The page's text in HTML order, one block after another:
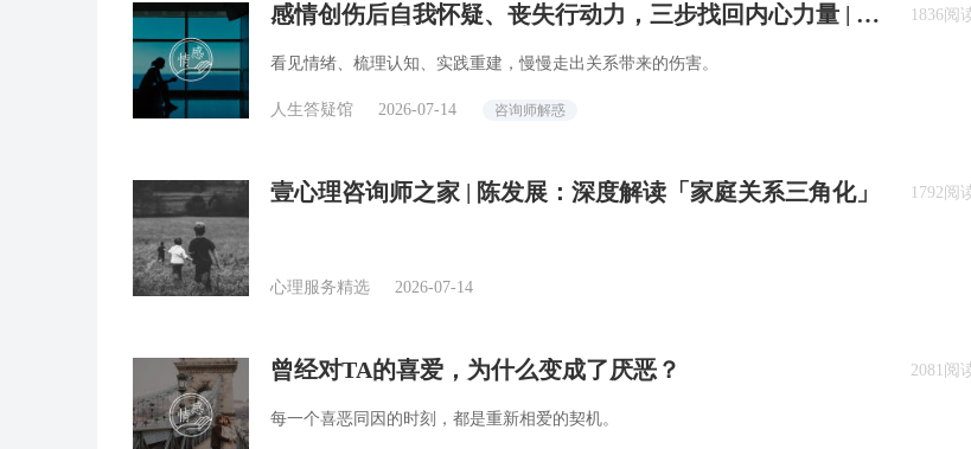
感情创伤后自我怀疑、丧失行动力，三步找回内心力量 | 咨
看见情绪、梳理认知、实践重建，慢慢走出关系带来的伤害。
人生答疑馆 2026-07-14 咨询师解惑
1836阅
壹心理咨询师之家 | 陈发展：深度解读「家庭关系三角化」
心理服务精选 2026-07-14
1792阅
曾经对TA的喜爱，为什么变成了厌恶？
每一个喜恶同因的时刻，都是重新相爱的契机。
2081阅